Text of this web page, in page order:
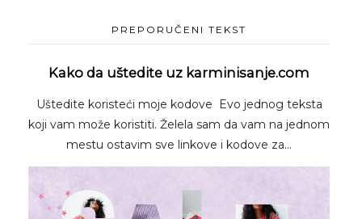
PREPORUČENI TEKST
Kako da uštedite uz karminisanje.com
Uštedite koristeći moje kodove Evo jednog teksta
koji vam može koristiti. Želela sam da vam na jednom
mestu ostavim sve linkove i kodove za...